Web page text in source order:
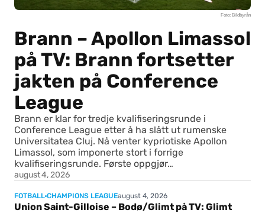
Foto: Bildbyrån
Brann – Apollon Limassol
på TV: Brann fortsetter
jakten på Conference
League
Brann er klar for tredje kvalifiseringsrunde i
Conference League etter å ha slått ut rumenske
Universitatea Cluj. Nå venter kypriotiske Apollon
Limassol, som imponerte stort i forrige
kvalifiseringsrunde. Første oppgjør…
august 4, 2026
FOTBALL CHAMPIONS LEAGUEaugust 4, 2026
Union Saint-Gilloise – Bodø/Glimt på TV: Glimt